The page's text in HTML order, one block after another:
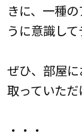
きに、一種
うに意識して
ぜひ、部屋
取っていただ
・・・